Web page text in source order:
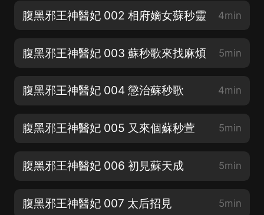
腹黑邪王神醫妃 002 相府嫡女蘇秒靈 4min
腹黑邪王神醫妃 003 蘇秒歌來找麻煩 5min
腹黑邪王神醫妃 004 懲治蘇秒歌 4min
腹黑邪王神醫妃 005 又來個蘇秒萱 5min
腹黑邪王神醫妃 006 初見蘇天成 5min
腹黑邪王神醫妃 007 太后招見 5min